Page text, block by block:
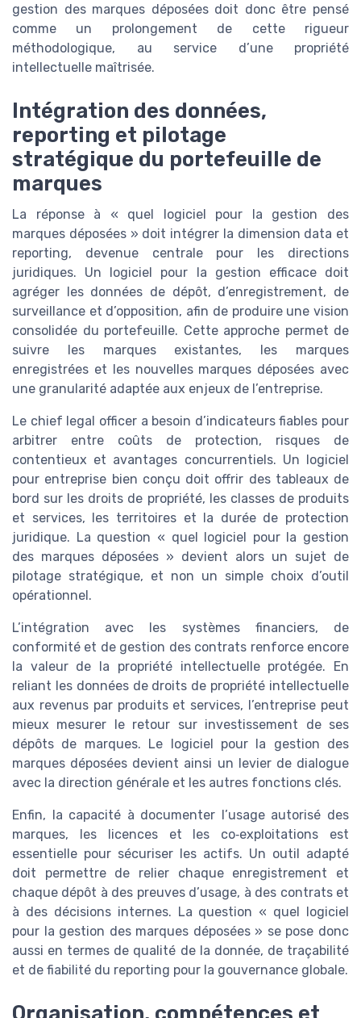
gestion des marques déposées doit donc être pensé
comme un prolongement de cette rigueur
méthodologique, au service d’une propriété
intellectuelle maîtrisée.
Intégration des données,
reporting et pilotage
stratégique du portefeuille de
marques
La réponse à « quel logiciel pour la gestion des
marques déposées » doit intégrer la dimension data et
reporting, devenue centrale pour les directions
juridiques. Un logiciel pour la gestion efficace doit
agréger les données de dépôt, d’enregistrement, de
surveillance et d’opposition, afin de produire une vision
consolidée du portefeuille. Cette approche permet de
suivre les marques existantes, les marques
enregistrées et les nouvelles marques déposées avec
une granularité adaptée aux enjeux de l’entreprise.
Le chief legal officer a besoin d’indicateurs fiables pour
arbitrer entre coûts de protection, risques de
contentieux et avantages concurrentiels. Un logiciel
pour entreprise bien conçu doit offrir des tableaux de
bord sur les droits de propriété, les classes de produits
et services, les territoires et la durée de protection
juridique. La question « quel logiciel pour la gestion
des marques déposées » devient alors un sujet de
pilotage stratégique, et non un simple choix d’outil
opérationnel.
L’intégration avec les systèmes financiers, de
conformité et de gestion des contrats renforce encore
la valeur de la propriété intellectuelle protégée. En
reliant les données de droits de propriété intellectuelle
aux revenus par produits et services, l’entreprise peut
mieux mesurer le retour sur investissement de ses
dépôts de marques. Le logiciel pour la gestion des
marques déposées devient ainsi un levier de dialogue
avec la direction générale et les autres fonctions clés.
Enfin, la capacité à documenter l’usage autorisé des
marques, les licences et les co‑exploitations est
essentielle pour sécuriser les actifs. Un outil adapté
doit permettre de relier chaque enregistrement et
chaque dépôt à des preuves d’usage, à des contrats et
à des décisions internes. La question « quel logiciel
pour la gestion des marques déposées » se pose donc
aussi en termes de qualité de la donnée, de traçabilité
et de fiabilité du reporting pour la gouvernance globale.